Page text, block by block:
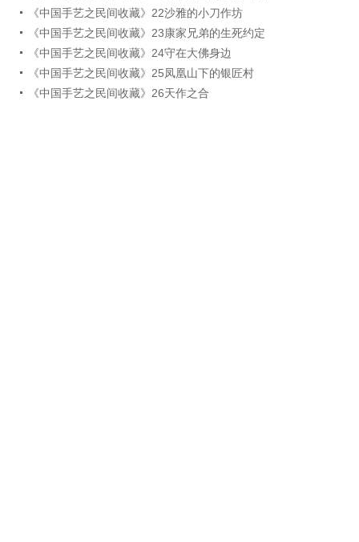
《中国手艺之民间收藏》22沙雅的小刀作坊
《中国手艺之民间收藏》23康家兄弟的生死约定
《中国手艺之民间收藏》24守在大佛身边
《中国手艺之民间收藏》25凤凰山下的银匠村
《中国手艺之民间收藏》26天作之合